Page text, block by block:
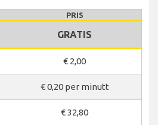
PRIS
GRATIS
€ 2,00
€ 0,20 per minutt
€ 32,80